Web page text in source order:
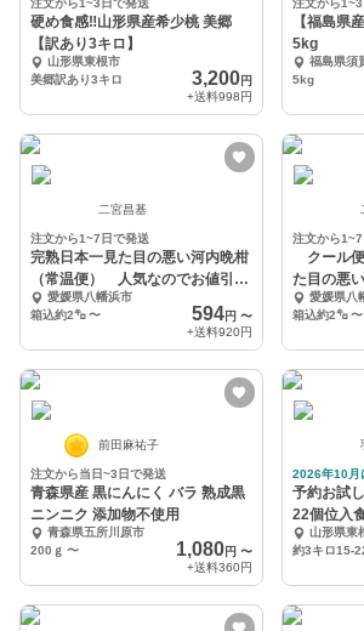
注文から1~3日で発送
硬め食感‼️山形県産希少桃 美郷
【訳あり3キロ】
山形県東根市
美郷訳あり3キロ
3,200円
+送料998円
注文から
【福島県
5kg
福島県須
5kg
二宮昌基
注文から1~7日で発送
完熟日本一見た目の悪い河内晩柑
（常温便） 人気なのでお値引き
継続中
愛媛県八幡浜市
箱込約2㌔〜 594円 〜
+送料920円
注文から
クール
た目の悪
愛媛県八
箱込約2㌔ 〜
前田麻祐子
注文から当日~3日で発送
青森県産 黒にんにく バラ 熟成黒
ニンニク 添加物不使用
青森県五所川原市
200ｇ 〜 1,080円 〜
+送料360円
2026年10月
予約お試
22個位入
ど良い❗️
山形県東
約3キロ15-